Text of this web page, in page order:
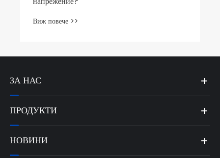
ЗА НАС
ПРОДУКТИ
НОВИНИ